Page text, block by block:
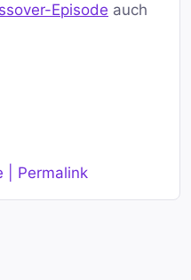
Episode auch
| Permalink